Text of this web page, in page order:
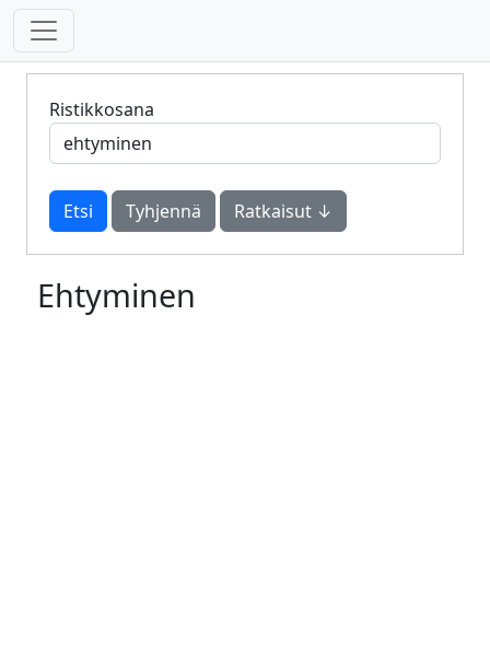
Ristikkosana
Tyhjennä Ratkaisut ↓
Ehtyminen